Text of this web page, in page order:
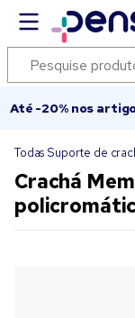
Até -20% nos
Todas Suporte de
Crachá